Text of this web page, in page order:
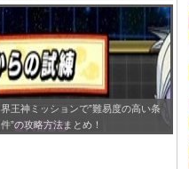
R】のLV最大ステータスが判明しまし
界王神ミッションで”難易度の高い条
件”の攻略方法まとめ！